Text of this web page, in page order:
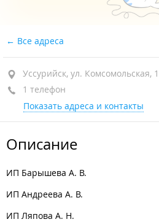
Все адреса
Уссурийск, ул. Комсомольская,
1 телефон
Показать адреса и контакты
Описание
ИП Барышева А. В.
ИП Андреева А. В.
ИП Ляпова А. Н.